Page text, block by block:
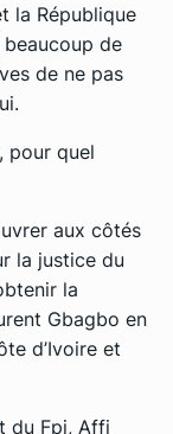
la République
beaucoup de
de ne pas
pour quel
aux côtés
la justice du
la
Gbagbo en
d’Ivoire et
du Fpi, Affi